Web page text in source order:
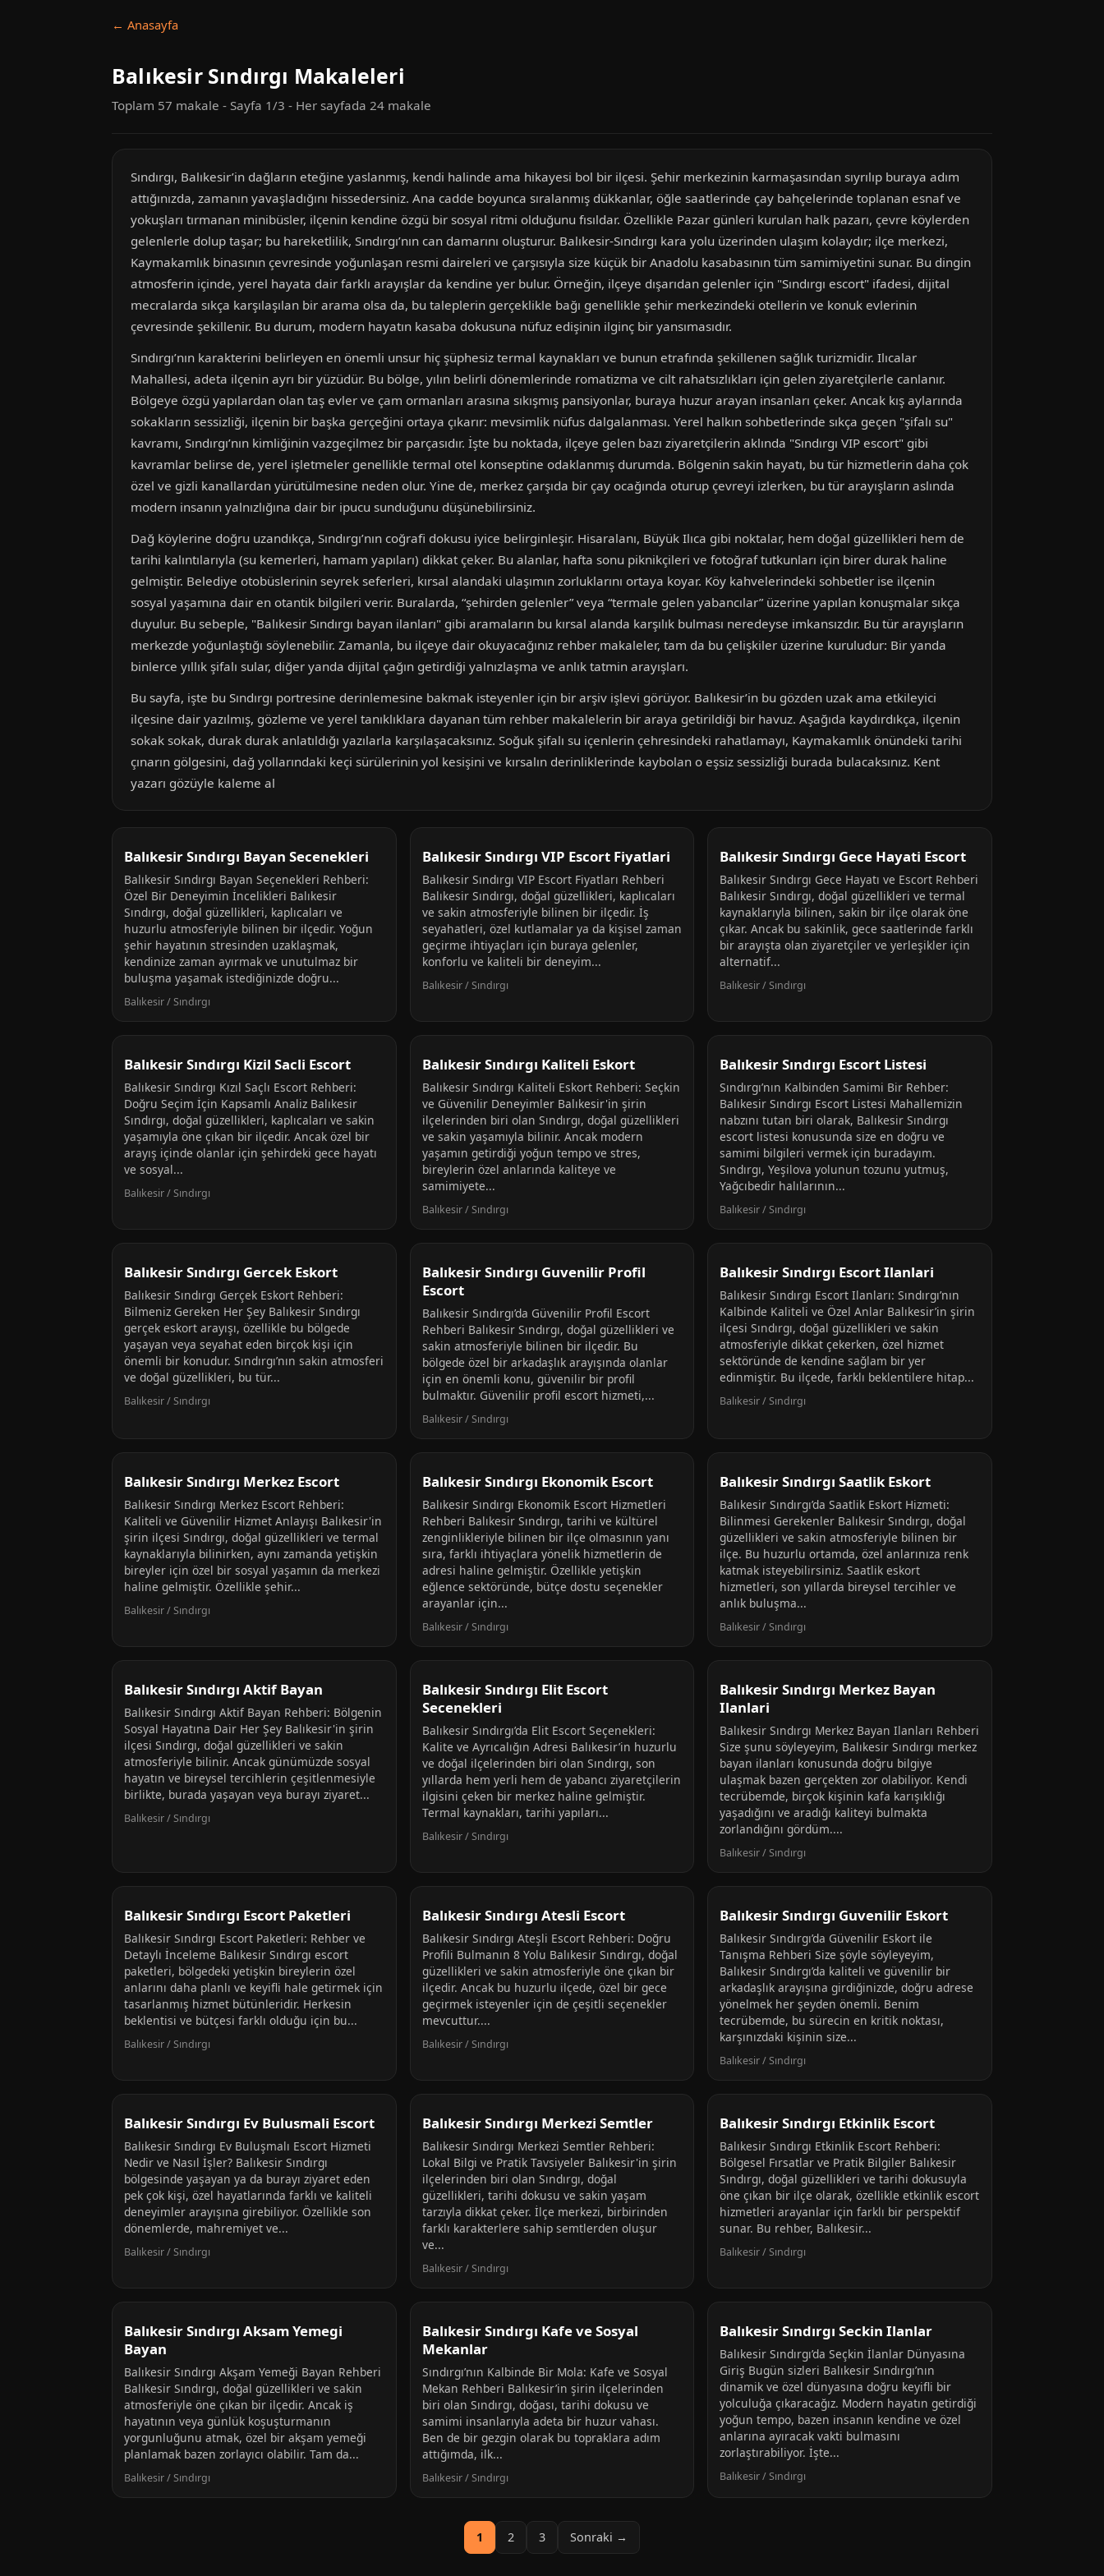
← Anasayfa
Balıkesir Sındırgı Makaleleri
Toplam 57 makale - Sayfa 1/3 - Her sayfada 24 makale
Sındırgı, Balıkesir’in dağların eteğine yaslanmış, kendi halinde ama hikayesi bol bir ilçesi. Şehir merkezinin karmaşasından sıyrılıp buraya adım
attığınızda, zamanın yavaşladığını hissedersiniz. Ana cadde boyunca sıralanmış dükkanlar, öğle saatlerinde çay bahçelerinde toplanan esnaf ve
yokuşları tırmanan minibüsler, ilçenin kendine özgü bir sosyal ritmi olduğunu fısıldar. Özellikle Pazar günleri kurulan halk pazarı, çevre köylerden
gelenlerle dolup taşar; bu hareketlilik, Sındırgı’nın can damarını oluşturur. Balıkesir-Sındırgı kara yolu üzerinden ulaşım kolaydır; ilçe merkezi,
Kaymakamlık binasının çevresinde yoğunlaşan resmi daireleri ve çarşısıyla size küçük bir Anadolu kasabasının tüm samimiyetini sunar. Bu dingin
atmosferin içinde, yerel hayata dair farklı arayışlar da kendine yer bulur. Örneğin, ilçeye dışarıdan gelenler için "Sındırgı escort" ifadesi, dijital
mecralarda sıkça karşılaşılan bir arama olsa da, bu taleplerin gerçeklikle bağı genellikle şehir merkezindeki otellerin ve konuk evlerinin
çevresinde şekillenir. Bu durum, modern hayatın kasaba dokusuna nüfuz edişinin ilginç bir yansımasıdır.
Sındırgı’nın karakterini belirleyen en önemli unsur hiç şüphesiz termal kaynakları ve bunun etrafında şekillenen sağlık turizmidir. Ilıcalar
Mahallesi, adeta ilçenin ayrı bir yüzüdür. Bu bölge, yılın belirli dönemlerinde romatizma ve cilt rahatsızlıkları için gelen ziyaretçilerle canlanır.
Bölgeye özgü yapılardan olan taş evler ve çam ormanları arasına sıkışmış pansiyonlar, buraya huzur arayan insanları çeker. Ancak kış aylarında
sokakların sessizliği, ilçenin bir başka gerçeğini ortaya çıkarır: mevsimlik nüfus dalgalanması. Yerel halkın sohbetlerinde sıkça geçen "şifalı su"
kavramı, Sındırgı’nın kimliğinin vazgeçilmez bir parçasıdır. İşte bu noktada, ilçeye gelen bazı ziyaretçilerin aklında "Sındırgı VIP escort" gibi
kavramlar belirse de, yerel işletmeler genellikle termal otel konseptine odaklanmış durumda. Bölgenin sakin hayatı, bu tür hizmetlerin daha çok
özel ve gizli kanallardan yürütülmesine neden olur. Yine de, merkez çarşıda bir çay ocağında oturup çevreyi izlerken, bu tür arayışların aslında
modern insanın yalnızlığına dair bir ipucu sunduğunu düşünebilirsiniz.
Dağ köylerine doğru uzandıkça, Sındırgı’nın coğrafi dokusu iyice belirginleşir. Hisaralanı, Büyük Ilıca gibi noktalar, hem doğal güzellikleri hem de
tarihi kalıntılarıyla (su kemerleri, hamam yapıları) dikkat çeker. Bu alanlar, hafta sonu piknikçileri ve fotoğraf tutkunları için birer durak haline
gelmiştir. Belediye otobüslerinin seyrek seferleri, kırsal alandaki ulaşımın zorluklarını ortaya koyar. Köy kahvelerindeki sohbetler ise ilçenin
sosyal yaşamına dair en otantik bilgileri verir. Buralarda, “şehirden gelenler” veya “termale gelen yabancılar” üzerine yapılan konuşmalar sıkça
duyulur. Bu sebeple, "Balıkesir Sındırgı bayan ilanları" gibi aramaların bu kırsal alanda karşılık bulması neredeyse imkansızdır. Bu tür arayışların
merkezde yoğunlaştığı söylenebilir. Zamanla, bu ilçeye dair okuyacağınız rehber makaleler, tam da bu çelişkiler üzerine kuruludur: Bir yanda
binlerce yıllık şifalı sular, diğer yanda dijital çağın getirdiği yalnızlaşma ve anlık tatmin arayışları.
Bu sayfa, işte bu Sındırgı portresine derinlemesine bakmak isteyenler için bir arşiv işlevi görüyor. Balıkesir’in bu gözden uzak ama etkileyici
ilçesine dair yazılmış, gözleme ve yerel tanıklıklara dayanan tüm rehber makalelerin bir araya getirildiği bir havuz. Aşağıda kaydırdıkça, ilçenin
sokak sokak, durak durak anlatıldığı yazılarla karşılaşacaksınız. Soğuk şifalı su içenlerin çehresindeki rahatlamayı, Kaymakamlık önündeki tarihi
çınarın gölgesini, dağ yollarındaki keçi sürülerinin yol kesişini ve kırsalın derinliklerinde kaybolan o eşsiz sessizliği burada bulacaksınız. Kent
yazarı gözüyle kaleme al
Balıkesir Sındırgı Bayan Secenekleri
Balıkesir Sındırgı Bayan Seçenekleri Rehberi:
Özel Bir Deneyimin İncelikleri Balıkesir
Sındırgı, doğal güzellikleri, kaplıcaları ve
huzurlu atmosferiyle bilinen bir ilçedir. Yoğun
şehir hayatının stresinden uzaklaşmak,
kendinize zaman ayırmak ve unutulmaz bir
buluşma yaşamak istediğinizde doğru...
Balıkesir / Sındırgı
Balıkesir Sındırgı VIP Escort Fiyatlari
Balıkesir Sındırgı VIP Escort Fiyatları Rehberi
Balıkesir Sındırgı, doğal güzellikleri, kaplıcaları
ve sakin atmosferiyle bilinen bir ilçedir. İş
seyahatleri, özel kutlamalar ya da kişisel zaman
geçirme ihtiyaçları için buraya gelenler,
konforlu ve kaliteli bir deneyim...
Balıkesir / Sındırgı
Balıkesir Sındırgı Gece Hayati Escort
Balıkesir Sındırgı Gece Hayatı ve Escort Rehberi
Balıkesir Sındırgı, doğal güzellikleri ve termal
kaynaklarıyla bilinen, sakin bir ilçe olarak öne
çıkar. Ancak bu sakinlik, gece saatlerinde farklı
bir arayışta olan ziyaretçiler ve yerleşikler için
alternatif...
Balıkesir / Sındırgı
Balıkesir Sındırgı Kizil Sacli Escort
Balıkesir Sındırgı Kızıl Saçlı Escort Rehberi:
Doğru Seçim İçin Kapsamlı Analiz Balıkesir
Sındırgı, doğal güzellikleri, kaplıcaları ve sakin
yaşamıyla öne çıkan bir ilçedir. Ancak özel bir
arayış içinde olanlar için şehirdeki gece hayatı
ve sosyal...
Balıkesir / Sındırgı
Balıkesir Sındırgı Kaliteli Eskort
Balıkesir Sındırgı Kaliteli Eskort Rehberi: Seçkin
ve Güvenilir Deneyimler Balıkesir'in şirin
ilçelerinden biri olan Sındırgı, doğal güzellikleri
ve sakin yaşamıyla bilinir. Ancak modern
yaşamın getirdiği yoğun tempo ve stres,
bireylerin özel anlarında kaliteye ve
samimiyete...
Balıkesir / Sındırgı
Balıkesir Sındırgı Escort Listesi
Sındırgı’nın Kalbinden Samimi Bir Rehber:
Balıkesir Sındırgı Escort Listesi Mahallemizin
nabzını tutan biri olarak, Balıkesir Sındırgı
escort listesi konusunda size en doğru ve
samimi bilgileri vermek için buradayım.
Sındırgı, Yeşilova yolunun tozunu yutmuş,
Yağcıbedir halılarının...
Balıkesir / Sındırgı
Balıkesir Sındırgı Gercek Eskort
Balıkesir Sındırgı Gerçek Eskort Rehberi:
Bilmeniz Gereken Her Şey Balıkesir Sındırgı
gerçek eskort arayışı, özellikle bu bölgede
yaşayan veya seyahat eden birçok kişi için
önemli bir konudur. Sındırgı’nın sakin atmosferi
ve doğal güzellikleri, bu tür...
Balıkesir / Sındırgı
Balıkesir Sındırgı Guvenilir Profil
Escort
Balıkesir Sındırgı’da Güvenilir Profil Escort
Rehberi Balıkesir Sındırgı, doğal güzellikleri ve
sakin atmosferiyle bilinen bir ilçedir. Bu
bölgede özel bir arkadaşlık arayışında olanlar
için en önemli konu, güvenilir bir profil
bulmaktır. Güvenilir profil escort hizmeti,...
Balıkesir / Sındırgı
Balıkesir Sındırgı Escort Ilanlari
Balıkesir Sındırgı Escort Ilanları: Sındırgı’nın
Kalbinde Kaliteli ve Özel Anlar Balıkesir’in şirin
ilçesi Sındırgı, doğal güzellikleri ve sakin
atmosferiyle dikkat çekerken, özel hizmet
sektöründe de kendine sağlam bir yer
edinmiştir. Bu ilçede, farklı beklentilere hitap...
Balıkesir / Sındırgı
Balıkesir Sındırgı Merkez Escort
Balıkesir Sındırgı Merkez Escort Rehberi:
Kaliteli ve Güvenilir Hizmet Anlayışı Balıkesir'in
şirin ilçesi Sındırgı, doğal güzellikleri ve termal
kaynaklarıyla bilinirken, aynı zamanda yetişkin
bireyler için özel bir sosyal yaşamın da merkezi
haline gelmiştir. Özellikle şehir...
Balıkesir / Sındırgı
Balıkesir Sındırgı Ekonomik Escort
Balıkesir Sındırgı Ekonomik Escort Hizmetleri
Rehberi Balıkesir Sındırgı, tarihi ve kültürel
zenginlikleriyle bilinen bir ilçe olmasının yanı
sıra, farklı ihtiyaçlara yönelik hizmetlerin de
adresi haline gelmiştir. Özellikle yetişkin
eğlence sektöründe, bütçe dostu seçenekler
arayanlar için...
Balıkesir / Sındırgı
Balıkesir Sındırgı Saatlik Eskort
Balıkesir Sındırgı’da Saatlik Eskort Hizmeti:
Bilinmesi Gerekenler Balıkesir Sındırgı, doğal
güzellikleri ve sakin atmosferiyle bilinen bir
ilçe. Bu huzurlu ortamda, özel anlarınıza renk
katmak isteyebilirsiniz. Saatlik eskort
hizmetleri, son yıllarda bireysel tercihler ve
anlık buluşma...
Balıkesir / Sındırgı
Balıkesir Sındırgı Aktif Bayan
Balıkesir Sındırgı Aktif Bayan Rehberi: Bölgenin
Sosyal Hayatına Dair Her Şey Balıkesir'in şirin
ilçesi Sındırgı, doğal güzellikleri ve sakin
atmosferiyle bilinir. Ancak günümüzde sosyal
hayatın ve bireysel tercihlerin çeşitlenmesiyle
birlikte, burada yaşayan veya burayı ziyaret...
Balıkesir / Sındırgı
Balıkesir Sındırgı Elit Escort
Secenekleri
Balıkesir Sındırgı’da Elit Escort Seçenekleri:
Kalite ve Ayrıcalığın Adresi Balıkesir’in huzurlu
ve doğal ilçelerinden biri olan Sındırgı, son
yıllarda hem yerli hem de yabancı ziyaretçilerin
ilgisini çeken bir merkez haline gelmiştir.
Termal kaynakları, tarihi yapıları...
Balıkesir / Sındırgı
Balıkesir Sındırgı Merkez Bayan
Ilanlari
Balıkesir Sındırgı Merkez Bayan Ilanları Rehberi
Size şunu söyleyeyim, Balıkesir Sındırgı merkez
bayan ilanları konusunda doğru bilgiye
ulaşmak bazen gerçekten zor olabiliyor. Kendi
tecrübemde, birçok kişinin kafa karışıklığı
yaşadığını ve aradığı kaliteyi bulmakta
zorlandığını gördüm....
Balıkesir / Sındırgı
Balıkesir Sındırgı Escort Paketleri
Balıkesir Sındırgı Escort Paketleri: Rehber ve
Detaylı İnceleme Balıkesir Sındırgı escort
paketleri, bölgedeki yetişkin bireylerin özel
anlarını daha planlı ve keyifli hale getirmek için
tasarlanmış hizmet bütünleridir. Herkesin
beklentisi ve bütçesi farklı olduğu için bu...
Balıkesir / Sındırgı
Balıkesir Sındırgı Atesli Escort
Balıkesir Sındırgı Ateşli Escort Rehberi: Doğru
Profili Bulmanın 8 Yolu Balıkesir Sındırgı, doğal
güzellikleri ve sakin atmosferiyle öne çıkan bir
ilçedir. Ancak bu huzurlu ilçede, özel bir gece
geçirmek isteyenler için de çeşitli seçenekler
mevcuttur....
Balıkesir / Sındırgı
Balıkesir Sındırgı Guvenilir Eskort
Balıkesir Sındırgı’da Güvenilir Eskort ile
Tanışma Rehberi Size şöyle söyleyeyim,
Balıkesir Sındırgı’da kaliteli ve güvenilir bir
arkadaşlık arayışına girdiğinizde, doğru adrese
yönelmek her şeyden önemli. Benim
tecrübemde, bu sürecin en kritik noktası,
karşınızdaki kişinin size...
Balıkesir / Sındırgı
Balıkesir Sındırgı Ev Bulusmali Escort
Balıkesir Sındırgı Ev Buluşmalı Escort Hizmeti
Nedir ve Nasıl İşler? Balıkesir Sındırgı
bölgesinde yaşayan ya da burayı ziyaret eden
pek çok kişi, özel hayatlarında farklı ve kaliteli
deneyimler arayışına girebiliyor. Özellikle son
dönemlerde, mahremiyet ve...
Balıkesir / Sındırgı
Balıkesir Sındırgı Merkezi Semtler
Balıkesir Sındırgı Merkezi Semtler Rehberi:
Lokal Bilgi ve Pratik Tavsiyeler Balıkesir'in şirin
ilçelerinden biri olan Sındırgı, doğal
güzellikleri, tarihi dokusu ve sakin yaşam
tarzıyla dikkat çeker. İlçe merkezi, birbirinden
farklı karakterlere sahip semtlerden oluşur
ve...
Balıkesir / Sındırgı
Balıkesir Sındırgı Etkinlik Escort
Balıkesir Sındırgı Etkinlik Escort Rehberi:
Bölgesel Fırsatlar ve Pratik Bilgiler Balıkesir
Sındırgı, doğal güzellikleri ve tarihi dokusuyla
öne çıkan bir ilçe olarak, özellikle etkinlik escort
hizmetleri arayanlar için farklı bir perspektif
sunar. Bu rehber, Balıkesir...
Balıkesir / Sındırgı
Balıkesir Sındırgı Aksam Yemegi
Bayan
Balıkesir Sındırgı Akşam Yemeği Bayan Rehberi
Balıkesir Sındırgı, doğal güzellikleri ve sakin
atmosferiyle öne çıkan bir ilçedir. Ancak iş
hayatının veya günlük koşuşturmanın
yorgunluğunu atmak, özel bir akşam yemeği
planlamak bazen zorlayıcı olabilir. Tam da...
Balıkesir / Sındırgı
Balıkesir Sındırgı Kafe ve Sosyal
Mekanlar
Sındırgı’nın Kalbinde Bir Mola: Kafe ve Sosyal
Mekan Rehberi Balıkesir’in şirin ilçelerinden
biri olan Sındırgı, doğası, tarihi dokusu ve
samimi insanlarıyla adeta bir huzur vahası.
Ben de bir gezgin olarak bu topraklara adım
attığımda, ilk...
Balıkesir / Sındırgı
Balıkesir Sındırgı Seckin Ilanlar
Balıkesir Sındırgı’da Seçkin İlanlar Dünyasına
Giriş Bugün sizleri Balıkesir Sındırgı’nın
dinamik ve özel dünyasına doğru keyifli bir
yolculuğa çıkaracağız. Modern hayatın getirdiği
yoğun tempo, bazen insanın kendine ve özel
anlarına ayıracak vakti bulmasını
zorlaştırabiliyor. İşte...
Balıkesir / Sındırgı
1 2 3 Sonraki →